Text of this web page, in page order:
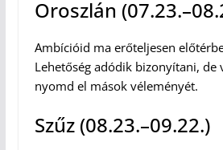
Oroszlán
Ambícióid ma erőteljesen
Lehetőség adódik bizonyítani, de
nyomd el mások véleményét.
Szűz (08.23.–09.22.)